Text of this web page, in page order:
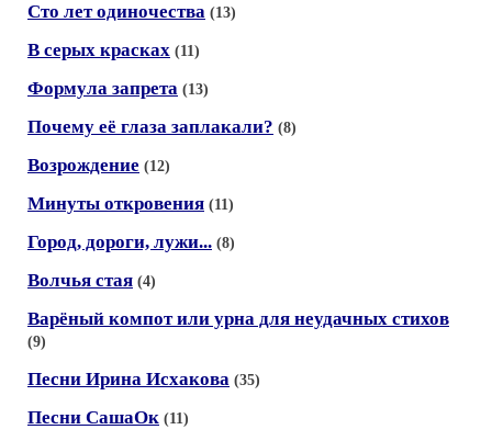
Сто лет одиночества (13)
В серых красках (11)
Формула запрета (13)
Почему её глаза заплакали? (8)
Возрождение (12)
Минуты откровения (11)
Город, дороги, лужи... (8)
Волчья стая (4)
Варёный компот или урна для неудачных стихов
(9)
Песни Ирина Исхакова (35)
Песни СашаОк (11)